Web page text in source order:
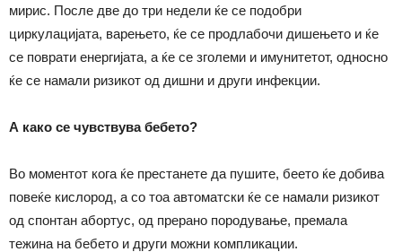
мирис. После две до три недели ќе се подобри
циркулацијата, варењето, ќе се продлабочи дишењето и ќе
се поврати енергијата, а ќе се зголеми и имунитетот, односно
ќе се намали ризикот од дишни и други инфекции.
А како се чувствува бебето?
Во моментот кога ќе престанете да пушите, беето ќе добива
повеќе кислород, а со тоа автоматски ќе се намали ризикот
од спонтан абортус, од прерано породување, премала
тежина на бебето и други можни компликации.